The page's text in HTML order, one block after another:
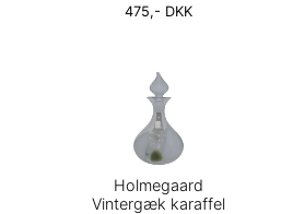
475,- DKK
Holmegaard
Vintergæk karaffel